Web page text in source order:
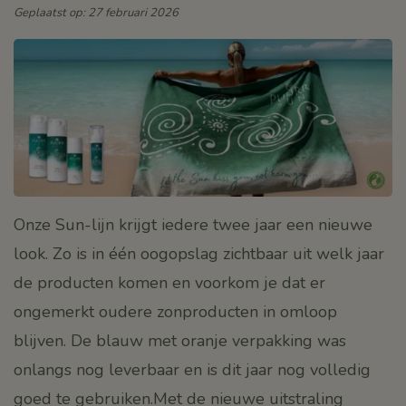
Geplaatst op: 27 februari 2026
Onze Sun-lijn krijgt iedere twee jaar een nieuwe
look. Zo is in één oogopslag zichtbaar uit welk jaar
de producten komen en voorkom je dat er
ongemerkt oudere zonproducten in omloop
blijven. De blauw met oranje verpakking was
onlangs nog leverbaar en is dit jaar nog volledig
goed te gebruiken.Met de nieuwe uitstraling